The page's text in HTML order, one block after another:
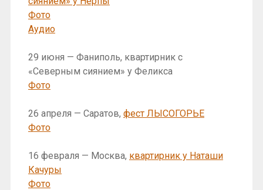
Фото
Аудио
29 июня — Фаниполь, квартирник с
«Северным сиянием» у Феликса
Фото
26 апреля — Саратов, фест ЛЫСОГОРЬЕ
Фото
16 февраля — Москва, квартирник у Наташи
Качуры
Фото